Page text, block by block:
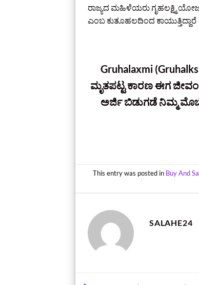
ರಾಜ್ಯದ ಮಹಿಳೆಯರು ಗೃಹಲಕ್ಷ್ಮಿ
ಎಂಬ ಕುತೂಹಲದಿಂದ ಕಾಯುತ್ತಿದ್ದಾರೆ
Gruhalaxmi
ಮೃತಪಟ್ಟ ಕಾರಣ ಈಗ
ಅರ್ಜಿ ಬಿಡುಗಡೆ ನಿಮ್ಮ
This entry was posted in Buy And
SALAHE24